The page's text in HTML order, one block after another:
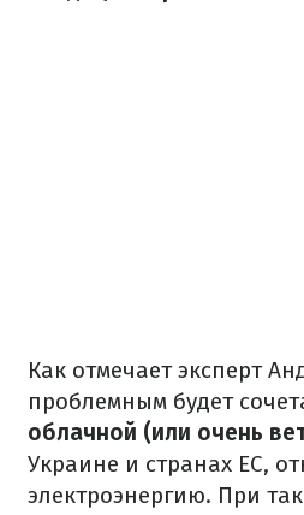
Как отмечает эксперт
проблемным будет
облачной (или очень
Украине и странах ЕС,
электроэнергию. При